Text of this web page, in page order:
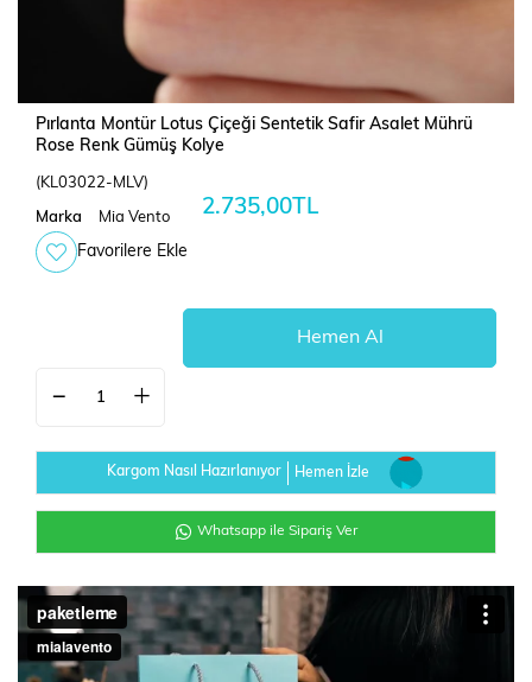
Pırlanta Montür Lotus Çiçeği Sentetik Safir Asalet Mührü
Rose Renk Gümüş Kolye
(KL03022-MLV)
Marka Mia Vento 2.735,00TL
Favorilere Ekle
Kargom Nasıl Hazırlanıyor Hemen İzle
Whatsapp ile Sipariş Ver